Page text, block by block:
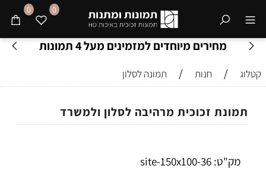
מחירים מיוחדים למזמינים מעל 4 תמונות
0 0
קטלוג / חנות / תמונה לסלון
תמונת זכוכית מרהיבה לסלון ולמשרד
מק"ט: 36-site-150x100